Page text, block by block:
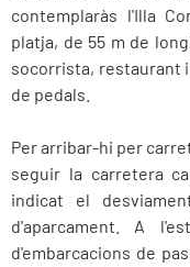
contemplaràs l'Illa
platja, de 55 m de
socorrista, restaurant
de pedals.
Per arribar-hi per
seguir la carretera
indicat el
d'aparcament. A
d'embarcacions de